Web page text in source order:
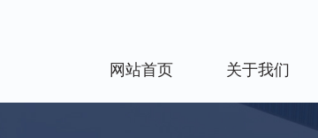
网站首页 关于我们